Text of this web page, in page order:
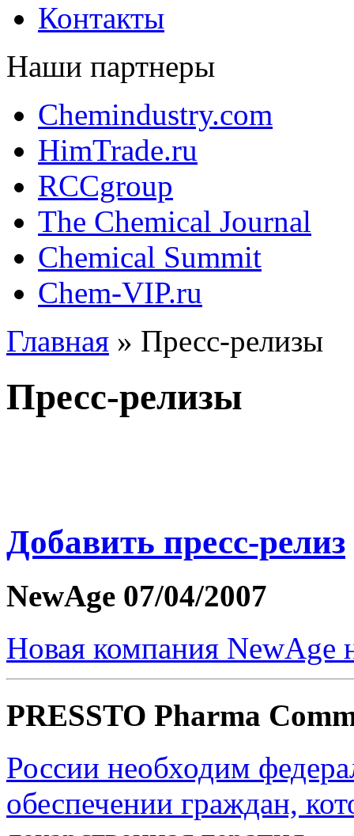
Контакты
Наши партнеры
Chemindustry.com
HimTrade.ru
RCCgroup
The Chemical Journal
Chemical Summit
Chem-VIP.ru
Главная » Пресс-релизы
Пресс-релизы
Добавить пресс-релиз
NewAge 07/04/2007
Новая компания NewAge
PRESSTO Pharma
России необходим
обеспечении граждан,